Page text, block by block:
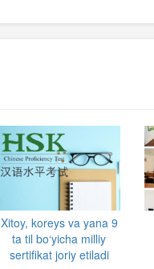
Xitoy, koreys va yana 9
ta til bo‘yicha milliy
sertifikat joriy etiladi